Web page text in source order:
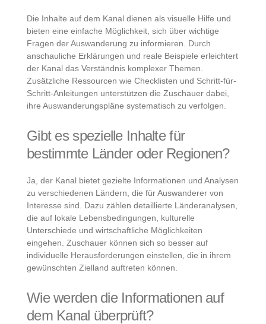
Die Inhalte auf dem Kanal dienen als visuelle Hilfe und
bieten eine einfache Möglichkeit, sich über wichtige
Fragen der Auswanderung zu informieren. Durch
anschauliche Erklärungen und reale Beispiele erleichtert
der Kanal das Verständnis komplexer Themen.
Zusätzliche Ressourcen wie Checklisten und Schritt-für-
Schritt-Anleitungen unterstützen die Zuschauer dabei,
ihre Auswanderungspläne systematisch zu verfolgen.
Gibt es spezielle Inhalte für
bestimmte Länder oder Regionen?
Ja, der Kanal bietet gezielte Informationen und Analysen
zu verschiedenen Ländern, die für Auswanderer von
Interesse sind. Dazu zählen detaillierte Länderanalysen,
die auf lokale Lebensbedingungen, kulturelle
Unterschiede und wirtschaftliche Möglichkeiten
eingehen. Zuschauer können sich so besser auf
individuelle Herausforderungen einstellen, die in ihrem
gewünschten Zielland auftreten können.
Wie werden die Informationen auf
dem Kanal überprüft?